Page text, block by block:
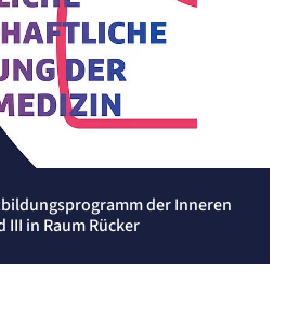
der Inneren
III in Raum Rücker